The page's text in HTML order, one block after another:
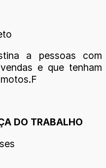
a pessoas com
e que tenham
DO TRABALHO